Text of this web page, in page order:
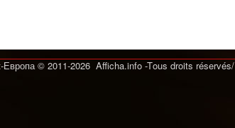
© 2011-2026 Afficha.info -Tous droits réservés/